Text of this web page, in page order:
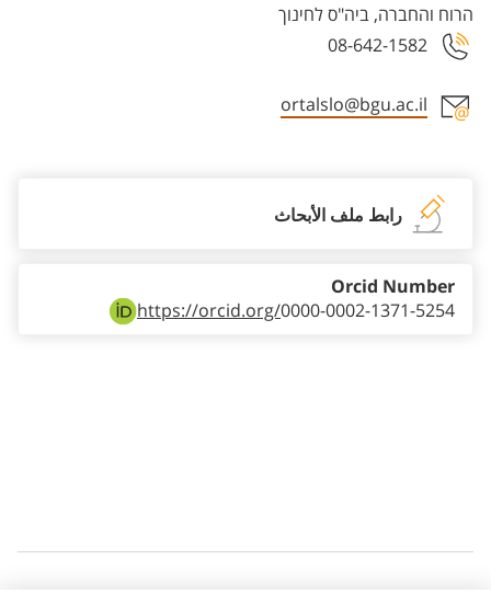
הרוח והחברה, ביה"ס לחינוך
08-642-1582
ortalslo@bgu.ac.il
رابط ملف الأبحاث
https://orcid.org/0000-0002-1371-5254
Orcid Number